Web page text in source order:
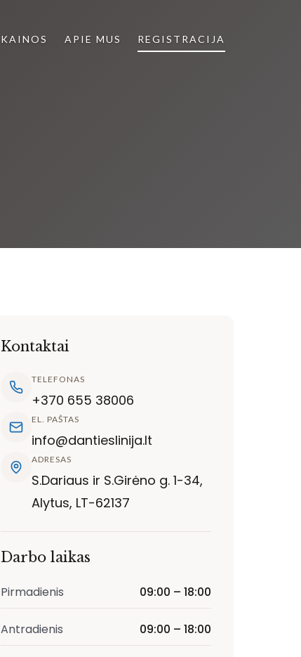
KAINOS APIE MUS REGISTRACIJA
Kontaktai
TELEFONAS
+370 655 38006
EL. PAŠTAS
info@dantieslinija.lt
ADRESAS
S.Dariaus ir S.Girėno g. 1-34,
Alytus, LT-62137
Darbo laikas
Pirmadienis 09:00 – 18:00
Antradienis 09:00 – 18:00